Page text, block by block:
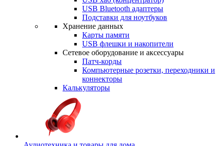
USB Bluetooth адаптеры
Подставки для ноутбуков
Хранение данных
Карты памяти
USB флешки и накопители
Сетевое оборудование и аксессуары
Патч-корды
Компьютерные розетки, переходники и
коннекторы
Калькуляторы